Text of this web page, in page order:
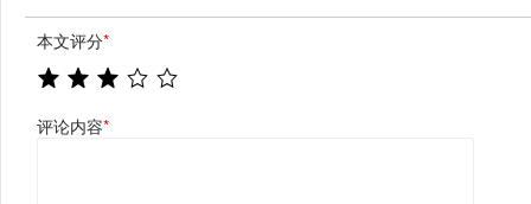
本文评分*
评论内容*